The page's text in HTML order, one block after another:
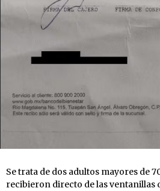
Se trata de dos adultos mayores de
recibieron directo de las ventanillas